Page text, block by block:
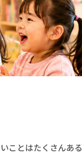
ことはたくさんある